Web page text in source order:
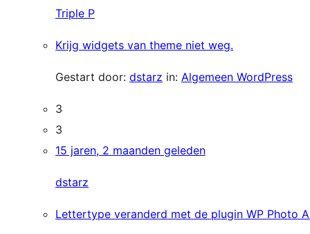
Triple P
Krijg widgets van theme niet weg.
Gestart door: dstarz in: Algemeen WordPress
3
3
15 jaren, 2 maanden geleden
dstarz
Lettertype veranderd met de plugin WP Photo